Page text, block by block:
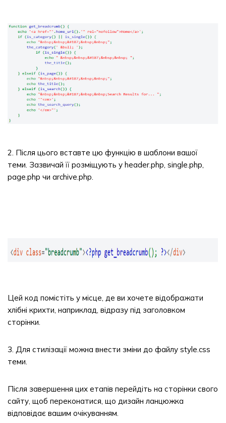
2. Після цього вставте цю функцію в шаблони вашої
теми. Зазвичай її розміщують у header.php, single.php,
page.php чи archive.php.
Цей код помістіть у місце, де ви хочете відображати
хлібні крихти, наприклад, відразу під заголовком
сторінки.
3. Для стилізації можна внести зміни до файлу style.css
теми.
Після завершення цих етапів перейдіть на сторінки свого
сайту, щоб переконатися, що дизайн ланцюжка
відповідає вашим очікуванням.